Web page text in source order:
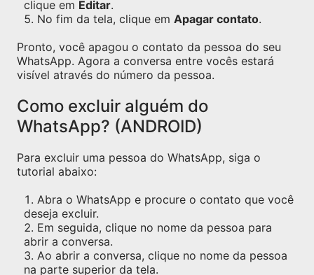
clique em Editar.
No fim da tela, clique em Apagar contato.
Pronto, você apagou o contato da pessoa do seu
WhatsApp. Agora a conversa entre vocês estará
visível através do número da pessoa.
Como excluir alguém do
WhatsApp? (ANDROID)
Para excluir uma pessoa do WhatsApp, siga o
tutorial abaixo:
Abra o WhatsApp e procure o contato que você
deseja excluir.
Em seguida, clique no nome da pessoa para
abrir a conversa.
Ao abrir a conversa, clique no nome da pessoa
na parte superior da tela.